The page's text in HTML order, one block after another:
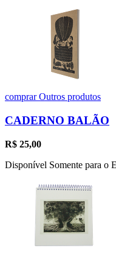
comprarOutros produtos
CADERNO BALÃO
R$ 25,00
Disponível Somente para o